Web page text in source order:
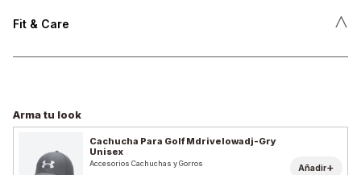
Fit & Care ˄
Arma tu look
Cachucha Para Golf Mdrivelowadj-Gry
Unisex
Accesorios Cachuchas y Gorros Añadir+